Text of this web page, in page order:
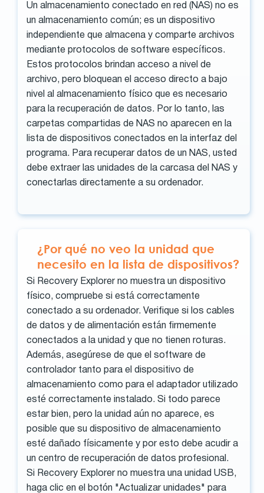
Un almacenamiento conectado en red (NAS) no es
un almacenamiento común; es un dispositivo
independiente que almacena y comparte archivos
mediante protocolos de software específicos.
Estos protocolos brindan acceso a nivel de
archivo, pero bloquean el acceso directo a bajo
nivel al almacenamiento físico que es necesario
para la recuperación de datos. Por lo tanto, las
carpetas compartidas de NAS no aparecen en la
lista de dispositivos conectados en la interfaz del
programa. Para recuperar datos de un NAS, usted
debe extraer las unidades de la carcasa del NAS y
conectarlas directamente a su ordenador.
¿Por qué no veo la unidad que
necesito en la lista de dispositivos?
Si Recovery Explorer no muestra un dispositivo
físico, compruebe si está correctamente
conectado a su ordenador. Verifique si los cables
de datos y de alimentación están firmemente
conectados a la unidad y que no tienen roturas.
Además, asegúrese de que el software de
controlador tanto para el dispositivo de
almacenamiento como para el adaptador utilizado
esté correctamente instalado. Si todo parece
estar bien, pero la unidad aún no aparece, es
posible que su dispositivo de almacenamiento
esté dañado físicamente y por esto debe acudir a
un centro de recuperación de datos profesional.
Si Recovery Explorer no muestra una unidad USB,
haga clic en el botón "Actualizar unidades" para